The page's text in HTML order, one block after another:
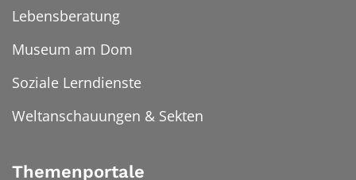
Lebensberatung
Museum am Dom
Soziale Lerndienste
Weltanschauungen & Sekten
Themenportale